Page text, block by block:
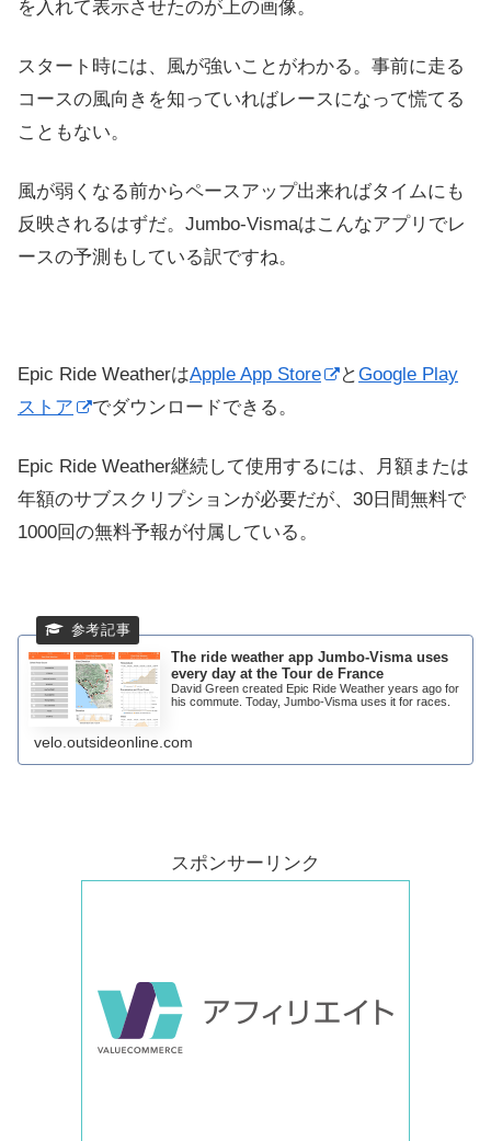
を入れて表示させたのが上の画像。
スタート時には、風が強いことがわかる。事前に走る
コースの風向きを知っていればレースになって慌てる
こともない。
風が弱くなる前からペースアップ出来ればタイムにも
反映されるはずだ。Jumbo-Vismaはこんなアプリでレ
ースの予測もしている訳ですね。
Epic Ride WeatherはApple App Store とGoogle Play
ストア
でダウンロードできる。
Epic Ride Weather継続して使用するには、月額または
年額のサブスクリプションが必要だが、30日間無料で
1000回の無料予報が付属している。
The ride weather app Jumbo-Visma uses
every day at the Tour de France
David Green created Epic Ride Weather years ago for
his commute. Today, Jumbo-Visma uses it for races.
velo.outsideonline.com
スポンサーリンク